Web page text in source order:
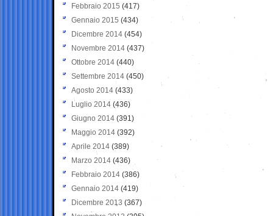
Febbraio 2015 (417)
Gennaio 2015 (434)
Dicembre 2014 (454)
Novembre 2014 (437)
Ottobre 2014 (440)
Settembre 2014 (450)
Agosto 2014 (433)
Luglio 2014 (436)
Giugno 2014 (391)
Maggio 2014 (392)
Aprile 2014 (389)
Marzo 2014 (436)
Febbraio 2014 (386)
Gennaio 2014 (419)
Dicembre 2013 (367)